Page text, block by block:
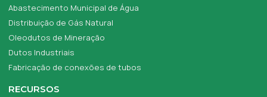
Abastecimento Municipal de Água
Distribuição de Gás Natural
Oleodutos de Mineração
Dutos Industriais
Fabricação de conexões de tubos
RECURSOS